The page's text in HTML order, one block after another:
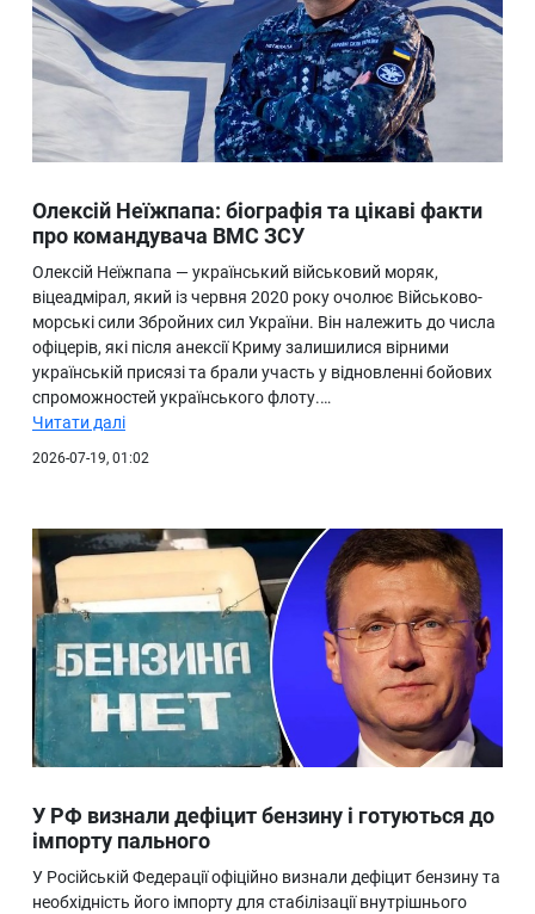
Олексій Неїжпапа: біографія та цікаві факти
про командувача ВМС ЗСУ
Олексій Неїжпапа — український військовий моряк,
віцеадмірал, який із червня 2020 року очолює Військово-
морські сили Збройних сил України. Він належить до числа
офіцерів, які після анексії Криму залишилися вірними
українській присязі та брали участь у відновленні бойових
спроможностей українського флоту.…
Читати далі
2026-07-19, 01:02
У РФ визнали дефіцит бензину і готуються до
імпорту пального
У Російській Федерації офіційно визнали дефіцит бензину та
необхідність його імпорту для стабілізації внутрішнього